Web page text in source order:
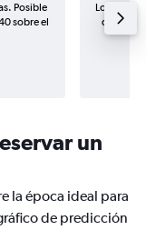
Posible
sobre el
Los
de
un
la época ideal para
de predicción